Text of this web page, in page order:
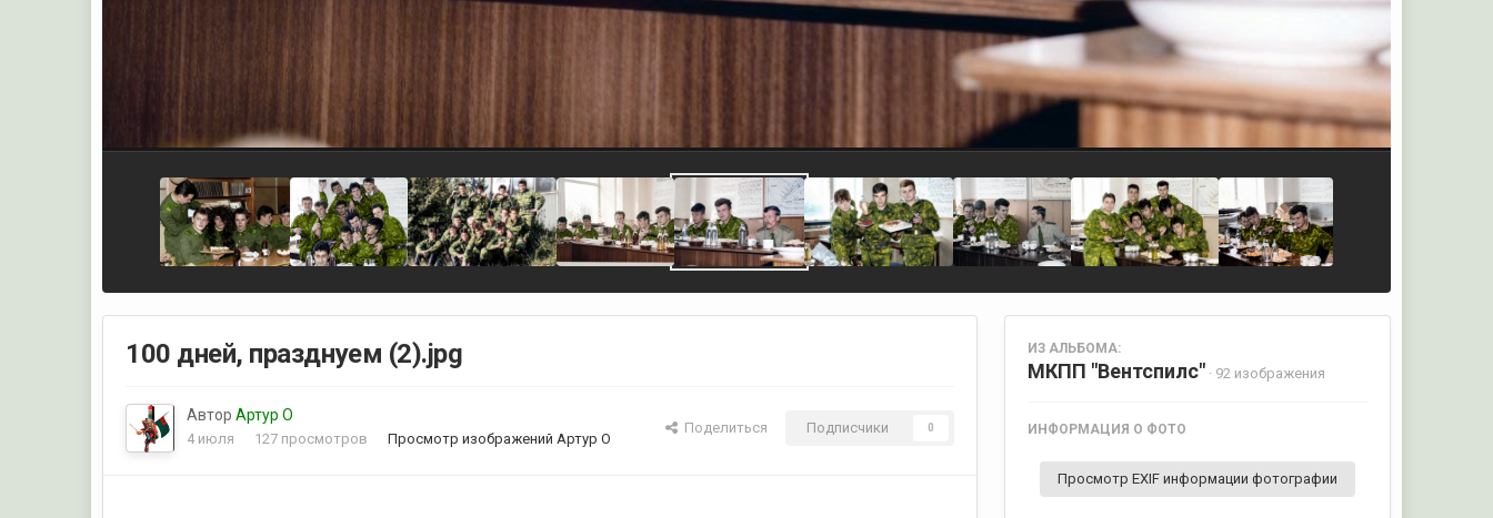
100 дней, празднуем (2).jpg
АвторАртур О
4 июля 127 просмотров Просмотр изображений Артур О
Поделиться Подписчики 0
ИЗ АЛЬБОМА:
МКПП "Вентспилс" · 92 изображения
ИНФОРМАЦИЯ О ФОТО
Просмотр EXIF информации фотографии